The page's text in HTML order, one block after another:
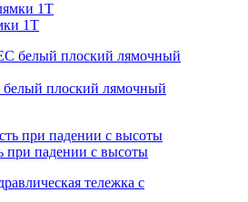
1T
белый плоский лямочный
при падении с высоты